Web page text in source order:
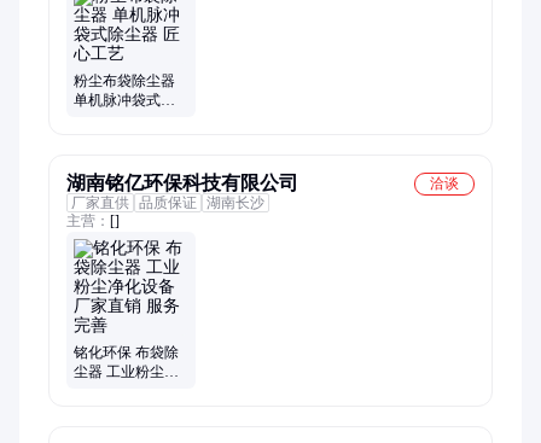
转轮、手动通风蝶阀、喷淋塔、催化燃烧一体机、斗式提升机、
危废间、油烟净化器、星型卸料器、活性炭吸附箱、粉尘加湿搅
拌机、焊烟净化器、光氧催化净化器、打磨除尘平台、螺旋输送
机、光氧活性炭一体机、波纹管补偿器、通风蝶阀
粉尘布袋除尘器
单机脉冲袋式除
湖南铭亿环保科技有限公司
洽谈
厂家直供 品质保证 湖南长沙
主营： []
铭化环保 布袋除
尘器 工业粉尘净